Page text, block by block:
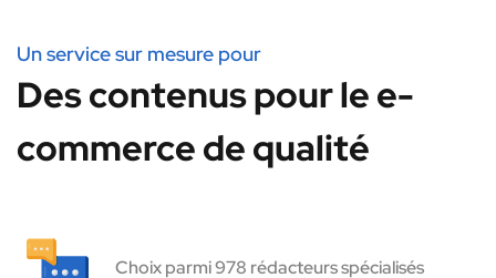
Un service sur mesure pour
Des contenus pour le e-
commerce de qualité
Choix parmi 978 rédacteurs spécialisés